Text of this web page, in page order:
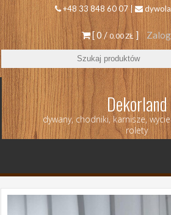
+48 33 848 60 07 |
[ 0 /0.00 ZŁ ]
Dekorland
dywany, chodniki, karnisze,
rolety